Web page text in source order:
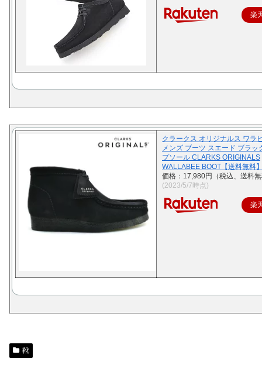
楽
クラークス オリジナルス ワラ
メンズ ブーツ スエード ブラッ
プソール CLARKS ORIGINALS
WALLABEE BOOT【送料無料
価格：17,980円（税込、送料
(2023/5/7時点)
楽
靴